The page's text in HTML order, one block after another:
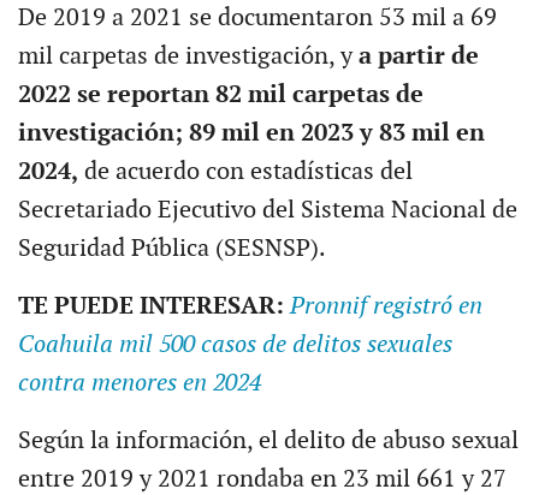
De 2019 a 2021 se documentaron 53 mil a 69
mil carpetas de investigación, ya partir de
2022 se reportan 82 mil carpetas de
investigación; 89 mil en 2023 y 83 mil en
2024, de acuerdo con estadísticas del
Secretariado Ejecutivo del Sistema Nacional de
Seguridad Pública (SESNSP).
TE PUEDE INTERESAR: Pronnif registró en
Coahuila mil 500 casos de delitos sexuales
contra menores en 2024
Según la información, el delito de abuso sexual
entre 2019 y 2021 rondaba en 23 mil 661 y 27